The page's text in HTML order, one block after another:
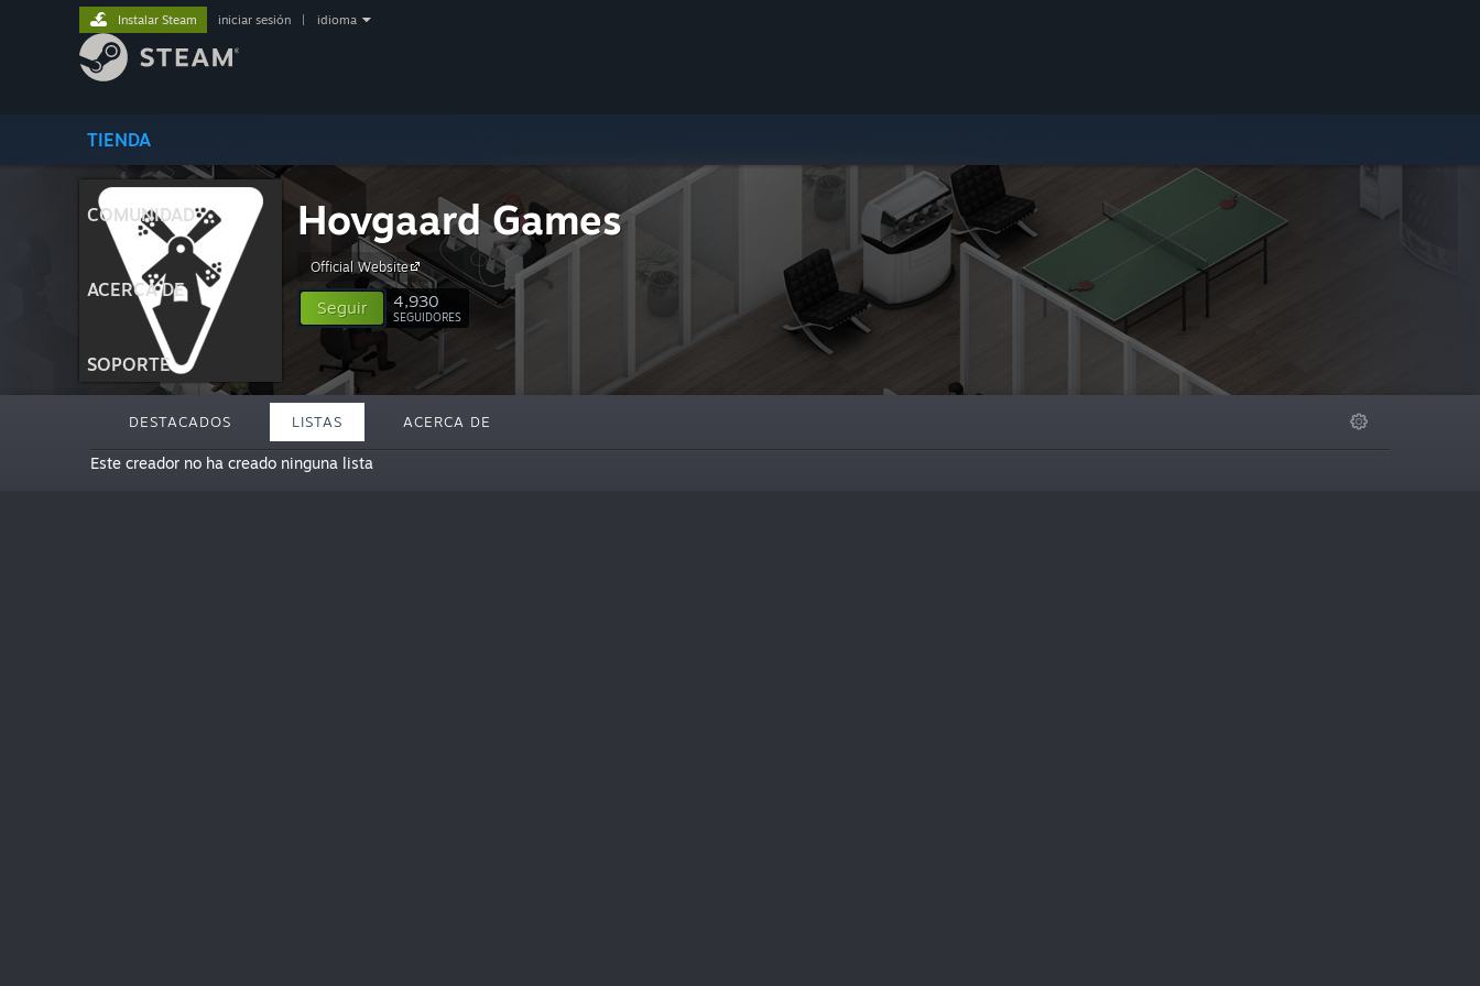
TIENDA
COMUNIDAD
ACERCA DE
SOPORTE
Instalar Steam iniciar sesión idioma
Hovgaard Games
Official Website
Seguir 4,930
SEGUIDORES
DESTACADOS LISTAS ACERCA DE
Este creador no ha creado ninguna lista